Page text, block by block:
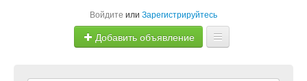
Войдите или Зарегистрируйтесь
Добавить объявление